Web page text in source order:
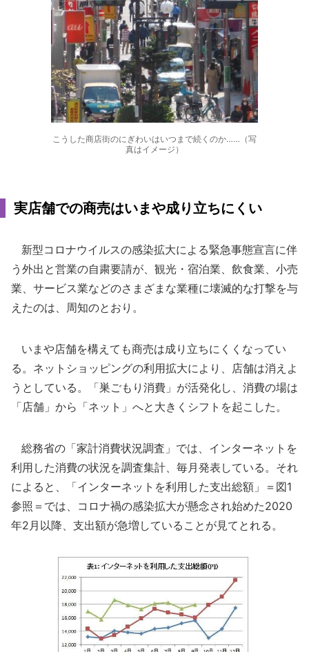
こうした商店街のにぎわいはいつまで続くのか……（写
真はイメージ）
実店舗での商売はいまや成り立ちにくい
新型コロナウイルスの感染拡大による緊急事態宣言に伴
う外出と営業の自粛要請が、観光・宿泊業、飲食業、小売
業、サービス業などのさまざまな業種に壊滅的な打撃を与
えたのは、周知のとおり。
いまや店舗を構えても商売は成り立ちにくくなってい
る。ネットショッピングの利用拡大により、店舗は消えよ
うとしている。「巣ごもり消費」が活発化し、消費の場は
「店舗」から「ネット」へと大きくシフトを起こした。
総務省の「家計消費状況調査」では、インターネットを
利用した消費の状況を調査集計、毎月発表している。それ
によると、「インターネットを利用した支出総額」＝図1
参照＝では、コロナ禍の感染拡大が懸念され始めた2020
年2月以降、支出額が急増していることが見てとれる。